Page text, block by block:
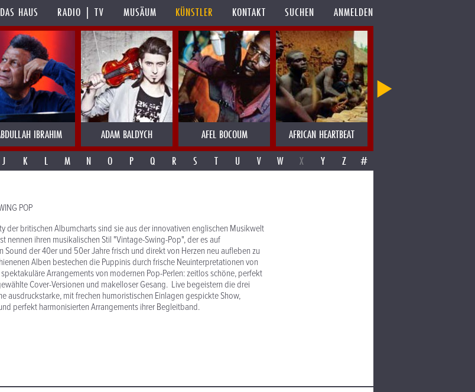
DAS HAUS RADIO | TV MUSÄUM KÜNSTLER KONTAKT SUCHEN ANMELDEN
IBRAHIM ADAM BALDYCH AFEL BOCOUM AFRICAN HEARTBEAT
J K L M N O P Q R S T U V W X Y Z #
POP
der britischen Albumcharts sind sie aus der innovativen englischen Musikwelt
nennen ihren musikalischen Stil "Vintage-Swing-Pop", der es auf
Sound der 40er und 50er Jahre frisch und direkt von Herzen neu aufleben zu
Alben bestechen die Puppinis durch frische Neuinterpretationen von
Arrangements von modernen Pop-Perlen: zeitlos schöne, perfekt
Cover-Versionen und makelloser Gesang. Live begeistern die drei
ausdruckstarke, mit frechen humoristischen Einlagen gespickte Show,
perfekt harmonisierten Arrangements ihrer Begleitband.